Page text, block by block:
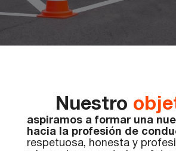
Curso largo a distancia
Tarjeta chip
Invitación del Voivodato
Nuestro
aspiramos a formar una
hacia la profesión de
respetuosa, honesta y